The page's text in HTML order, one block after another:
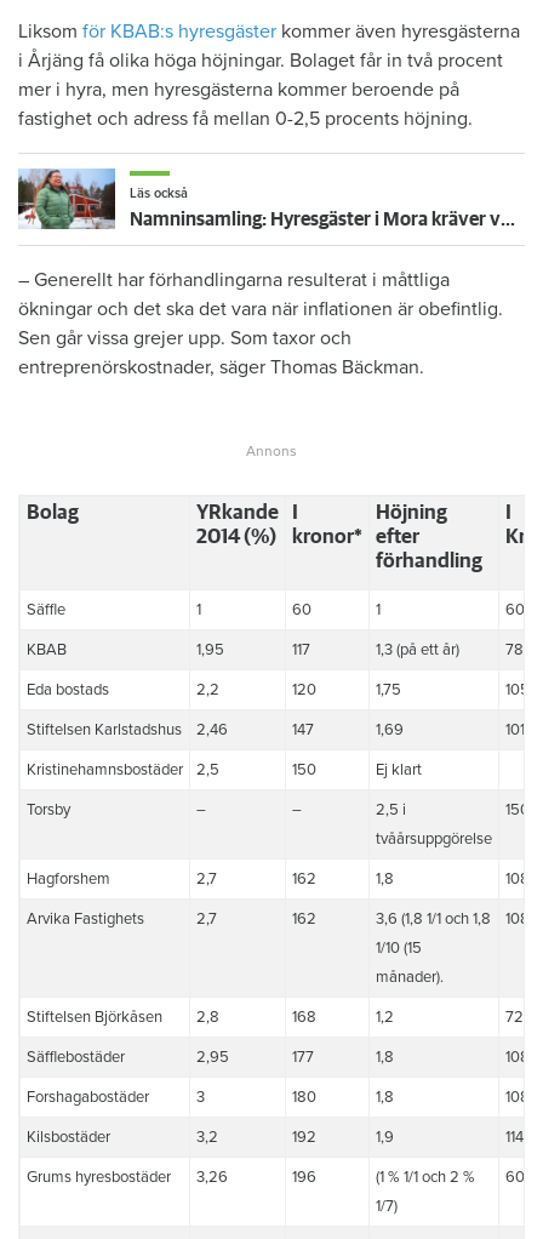
Liksom för KBAB:s hyresgäster kommer även hyresgästerna
i Årjäng få olika höga höjningar. Bolaget får in två procent
mer i hyra, men hyresgästerna kommer beroende på
fastighet och adress få mellan 0-2,5 procents höjning.
Läs också
Namninsamling: Hyresgäster i Mora kräver vd:ns avgång – "Många som tackar oss"
– Generellt har förhandlingarna resulterat i måttliga
ökningar och det ska det vara när inflationen är obefintlig.
Sen går vissa grejer upp. Som taxor och
entreprenörskostnader, säger Thomas Bäckman.
Bolag
YRkande
2014 (%)
kronor*
Höjning
efter
förhandling
Säffle 1 60 1 60
KBAB 1,95 117 1,3 (på ett år) 78
Eda bostads 2,2 120 1,75 105
Stiftelsen Karlstadshus 2,46 147 1,69 101
Kristinehamnsbostäder 2,5 150 Ej klart
Torsby – –
2,5 i
tvåårsuppgörelse
150
Hagforshem 2,7 162 1,8 108
Arvika Fastighets 2,7 162
3,6 (1,8 1/1 och 1,8
1/10 (15
månader).
108
Stiftelsen Björkåsen 2,8 168 1,2 72
Säfflebostäder 2,95 177 1,8 108
Forshagabostäder 3 180 1,8 108
Kilsbostäder 3,2 192 1,9 114
Grums hyresbostäder 3,26 196
(1 % 1/1 och 2 %
1/7)
60